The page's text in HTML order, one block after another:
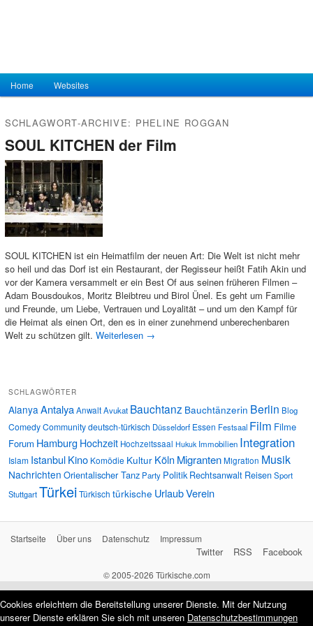
Hauptmenü
Zum Inhalt wechseln
Zum sekundären Inhalt wechseln
Home Websites
SCHLAGWORT-ARCHIVE: PHELINE ROGGAN
SOUL KITCHEN der Film
SOUL KITCHEN ist ein Heimatfilm der neuen Art: Die Welt ist nicht mehr
so heil und das Dorf ist ein Restaurant, der Regisseur heißt Fatih Akin und
vor der Kamera versammelt er ein Best Of aus seinen früheren Filmen –
Adam Bousdoukos, Moritz Bleibtreu und Birol Ünel. Es geht um Familie
und Freunde, um Liebe, Vertrauen und Loyalität – und um den Kampf für
die Heimat als einen Ort, den es in einer zunehmend unberechenbaren
Welt zu schützen gilt. Weiterlesen →
SCHLAGWÖRTER
AlanyaAntalyaAnwaltAvukat Bauchtanz Bauchtänzerin Berlin Blog
ComedyCommunitydeutsch-türkisch Düsseldorf Essen Festsaal Film Filme
Forum Hamburg Hochzeit Hochzeitssaal Hukuk Immobilien Integration
Islam IstanbulKino Komödie Kultur Köln MigrantenMigration Musik
Nachrichten Orientalischer Tanz Party Politik Rechtsanwalt ReisenSport
StuttgartTürkeiTürkisch türkische UrlaubVerein
Startseite Über uns Datenschutz Impressum
Facebook
RSS
Twitter
© 2005-2026 Türkische.com
Cookies erleichtern die Bereitstellung unserer Dienste. Mit der Nutzung
unserer Dienste erklären Sie sich mit unseren Datenschutzbestimmungen